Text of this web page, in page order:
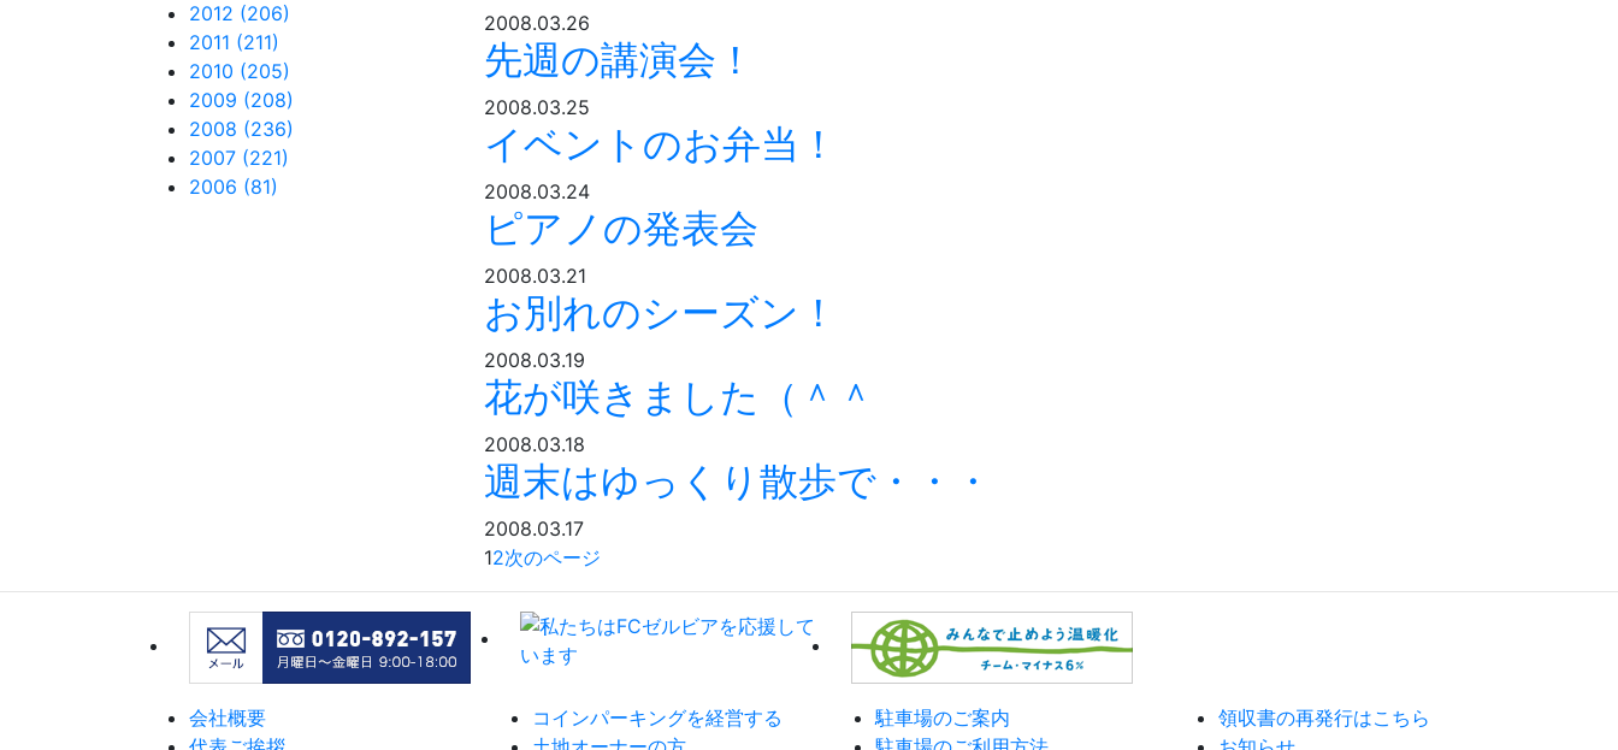
2012 (206)
2011 (211)
2010 (205)
2009 (208)
2008 (236)
2007 (221)
2006 (81)
2008.03.26
先週の講演会！
2008.03.25
イベントのお弁当！
2008.03.24
ピアノの発表会
2008.03.21
お別れのシーズン！
2008.03.19
花が咲きました（＾＾
2008.03.18
週末はゆっくり散歩で・・・
2008.03.17
12次のページ
会社概要
コインパーキングを経営する
駐車場のご案内
領収書の再発行はこちら